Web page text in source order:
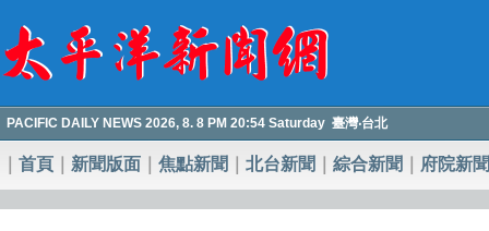
PACIFIC DAILY NEWS 2026, 8. 8 PM 20:54 Saturday 臺灣‧台北
首頁 新聞版面 焦點新聞 北台新聞 綜合新聞 府院新聞